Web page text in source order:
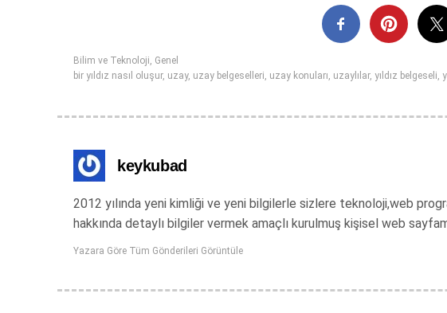
Bilim ve Teknoloji Genel
bir yıldız nasıl oluşur, uzay, uzay belgeselleri uzay konuları uzaylılar, yıldız belgeseli
keykubad
2012 yılında yeni kimliği ve yeni bilgilerle sizlere teknoloji,web
hakkında detaylı bilgiler vermek amaçlı kurulmuş kişisel web
Yazara Göre Tüm Gönderileri Görüntüle